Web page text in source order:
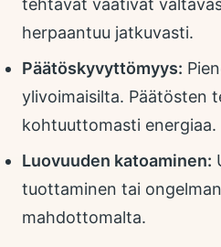
tehtävät vaativat
herpaantuu jatkuvasti.
Päätöskyvyttömyys:
ylivoimaisilta. Päätösten
kohtuuttomasti energiaa.
Luovuuden katoaminen:
tuottaminen tai
mahdottomalta.